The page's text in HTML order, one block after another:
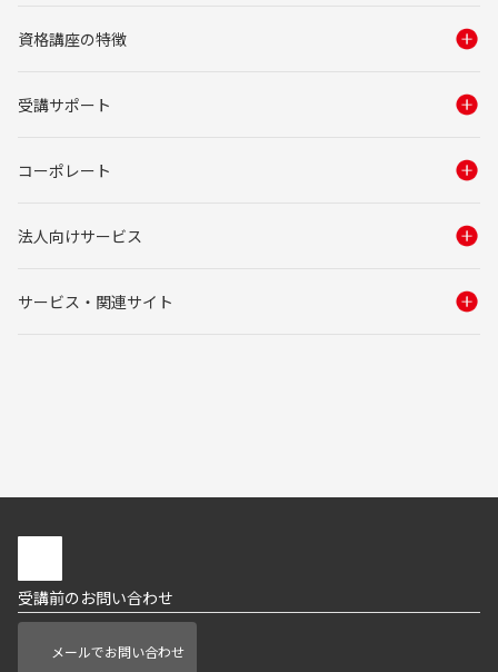
資格講座の特徴
受講サポート
コーポレート
法人向けサービス
サービス・関連サイト
受講前のお問い合わせ
メールでお問い合わせ